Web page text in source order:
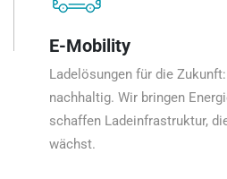
E-Mobility
Ladelösungen für die
nachhaltig. Wir bringen
schaffen Ladeinfrastruktur,
wächst.